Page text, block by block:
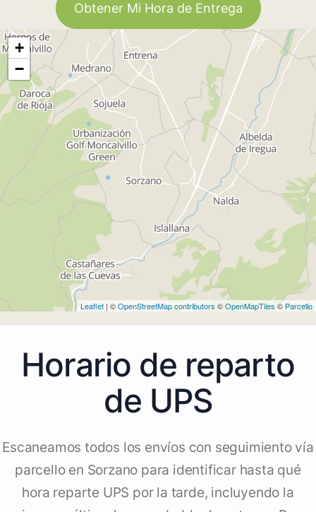
Obtener Mi Hora de Entrega
+
−
Leaflet | ©OpenStreetMap contributors ©OpenMapTiles © Parcello
Horario de reparto
de UPS
Escaneamos todos los envíos con seguimiento vía
parcello en Sorzano para identificar hasta qué
hora reparte UPS por la tarde, incluyendo la